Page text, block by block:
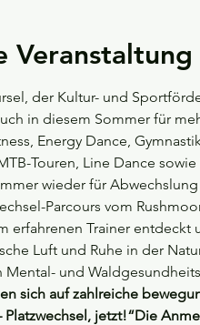
Veranstaltung
der Kultur- und
in diesem Sommer für
Energy Dance,
Touren, Line Dance
wieder für
Parcours vom
erfahrenen Trainer
Luft und Ruhe in der
Mental- und
sich auf zahlreiche
Platzwechsel, jetzt!“Die